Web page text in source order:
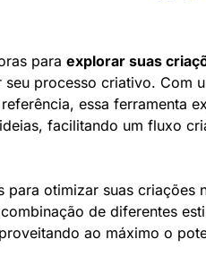
para explorar suas
processo criativo. Com
essa ferramenta
facilitando um fluxo
otimizar suas criações
de diferentes
ao máximo o